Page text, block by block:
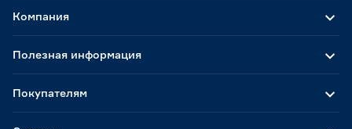
Компания
Полезная информация
Покупателям